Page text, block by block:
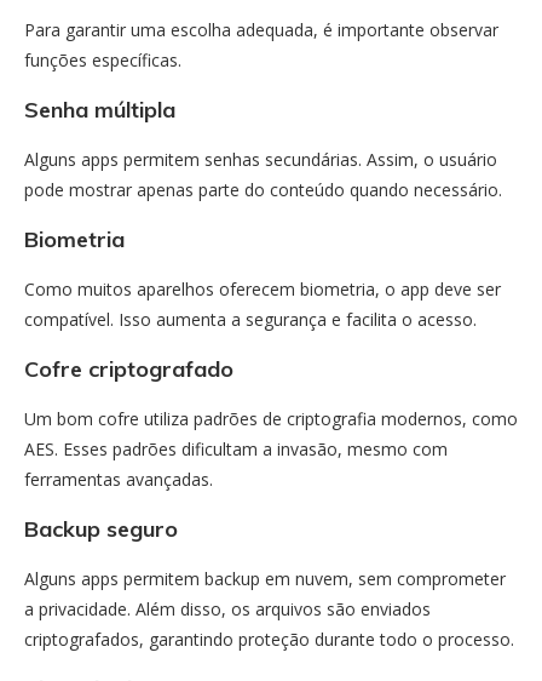
Para garantir uma escolha adequada, é importante observar
funções específicas.
Senha múltipla
Alguns apps permitem senhas secundárias. Assim, o usuário
pode mostrar apenas parte do conteúdo quando necessário.
Biometria
Como muitos aparelhos oferecem biometria, o app deve ser
compatível. Isso aumenta a segurança e facilita o acesso.
Cofre criptografado
Um bom cofre utiliza padrões de criptografia modernos, como
AES. Esses padrões dificultam a invasão, mesmo com
ferramentas avançadas.
Backup seguro
Alguns apps permitem backup em nuvem, sem comprometer
a privacidade. Além disso, os arquivos são enviados
criptografados, garantindo proteção durante todo o processo.